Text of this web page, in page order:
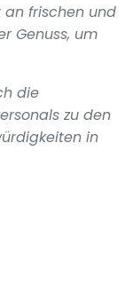
an frischen und
Genuss, um
die
zu den
in